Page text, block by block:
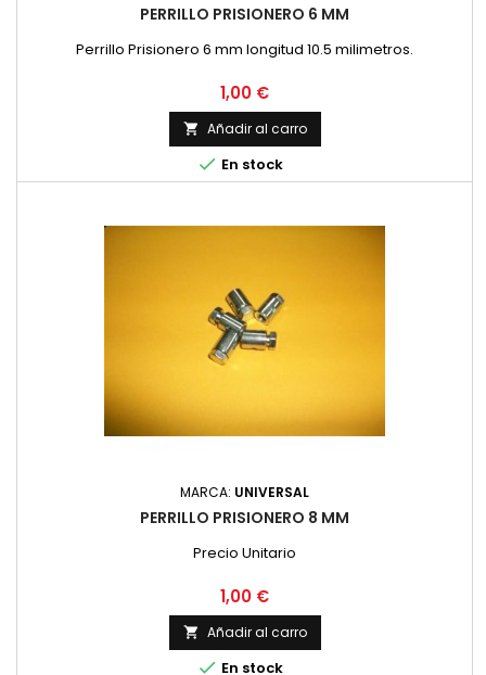
PERRILLO PRISIONERO 6 MM
Perrillo Prisionero 6 mm longitud 10.5 milimetros.
Precio
1,00 €
 Añadir al carro
 En stock
MARCA: UNIVERSAL
PERRILLO PRISIONERO 8 MM
Precio Unitario
Precio
1,00 €
 Añadir al carro
 En stock